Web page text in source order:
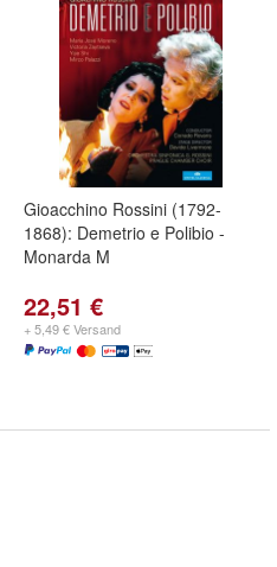
Gioacchino Rossini (1792-
1868): Demetrio e Polibio -
Monarda M
22,51 €
+ 5,49 € Versand